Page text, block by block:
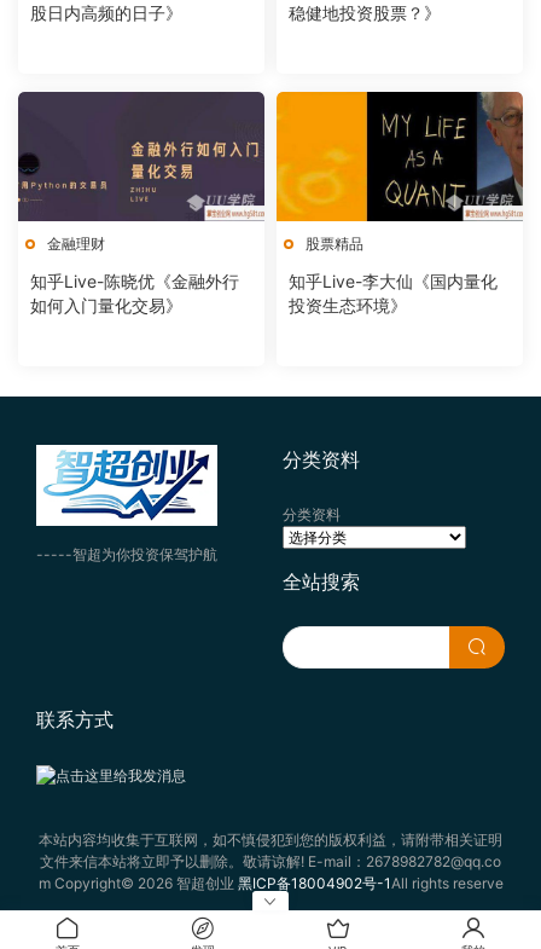
股日内高频的日子》
稳健地投资股票？》
金融理财
知乎Live-陈晓优《金融外行
如何入门量化交易》
股票精品
知乎Live-李大仙《国内量化
投资生态环境》
-----智超为你投资保驾护航
分类资料
分类资料
全站搜索
联系方式
本站内容均收集于互联网，如不慎侵犯到您的版权利益，请附带相关证明
文件来信本站将立即予以删除。敬请谅解! E-mail：2678982782@qq.co
m Copyright© 2026 智超创业 黑ICP备18004902号-1All rights reserve
d